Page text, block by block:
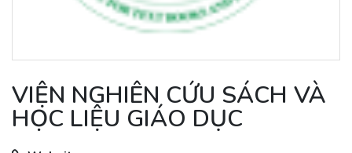
VIỆN NGHIÊN CỨU SÁCH VÀ
HỌC LIỆU GIÁO DỤC